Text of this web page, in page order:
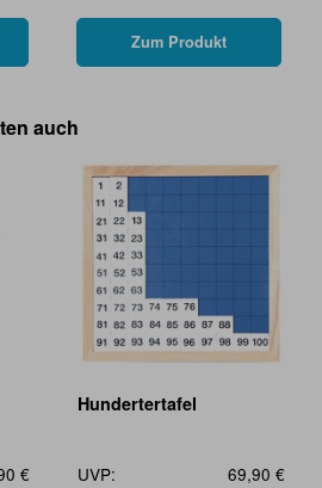
Zum Produkt
auch
€
Hundertertafel
UVP: 69,90 €